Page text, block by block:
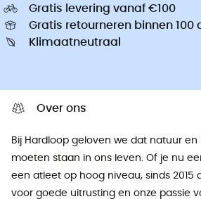
Gratis levering vanaf €100
Gratis retourneren binnen 100
Klimaatneutraal
Over ons
Bij Hardloop geloven we dat natuur
moeten staan ​​in ons leven. Of je nu
een atleet op hoog niveau, sinds 2015
voor goede uitrusting en onze passie